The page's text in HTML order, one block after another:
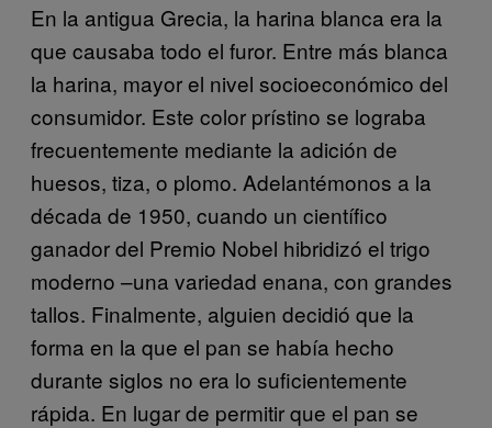
En la antigua Grecia, la harina blanca era la
que causaba todo el furor. Entre más blanca
la harina, mayor el nivel socioeconómico del
consumidor. Este color prístino se lograba
frecuentemente mediante la adición de
huesos, tiza, o plomo. Adelantémonos a la
década de 1950, cuando un científico
ganador del Premio Nobel hibridizó el trigo
moderno –una variedad enana, con grandes
tallos. Finalmente, alguien decidió que la
forma en la que el pan se había hecho
durante siglos no era lo suficientemente
rápida. En lugar de permitir que el pan se